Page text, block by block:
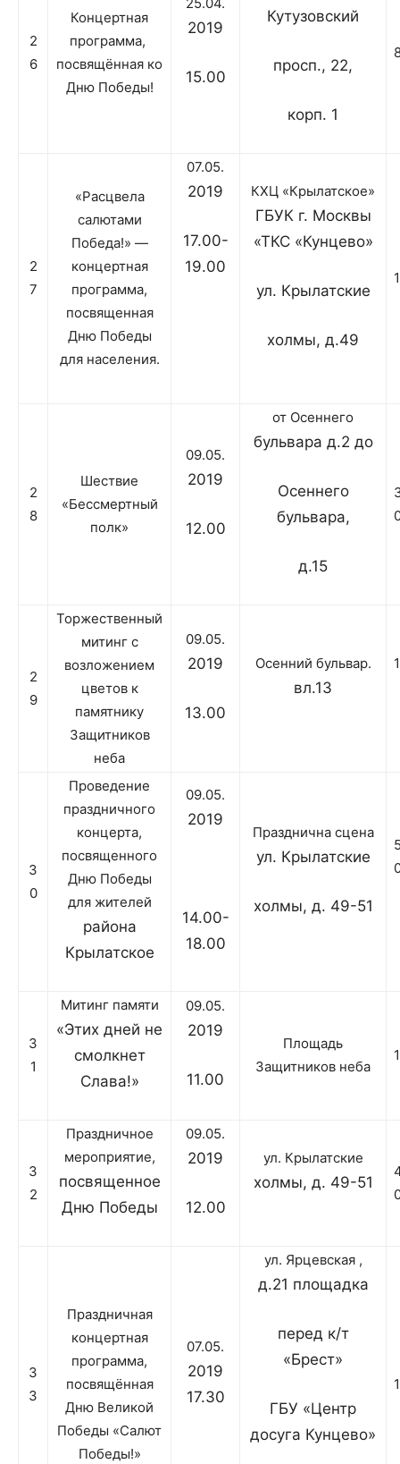
2
6
Концертная
программа,
посвящённая ко
Дню Победы!
2019
15.00
Кутузовский
просп., 22,
корп. 1
2
7
«Расцвела
салютами
Победа!» —
концертная
программа,
посвященная
Дню Победы
для населения.
07.05.
2019
17.00-
19.00
КХЦ «Крылатское»
ГБУК г. Москвы
«ТКС «Кунцево»
ул. Крылатские
холмы, д.49
2
8
Шествие
«Бессмертный
полк»
09.05.
2019
12.00
от Осеннего
бульвара д.2 до
Осеннего
бульвара,
д.15
2
9
Торжественный
митинг с
возложением
цветов к
памятнику
Защитников
неба
09.05.
2019
13.00
Осенний бульвар.
вл.13
3
0
Проведение
праздничного
концерта,
посвященного
Дню Победы
для жителей
района
Крылатское
09.05.
2019
14.00-
18.00
Празднична сцена
ул. Крылатские
холмы, д. 49-51
3
1
Митинг памяти
«Этих дней не
смолкнет
Слава!»
09.05.
2019
11.00
Площадь
Защитников неба
3
2
Праздничное
мероприятие,
посвященное
Дню Победы
09.05.
2019
12.00
ул. Крылатские
холмы, д. 49-51
3
3
Праздничная
концертная
программа,
посвящённая
Дню Великой
Победы «Салют
Победы!»
07.05.
2019
17.30
ул. Ярцевская ,
д.21 площадка
перед к/т
«Брест»
ГБУ «Центр
досуга Кунцево»